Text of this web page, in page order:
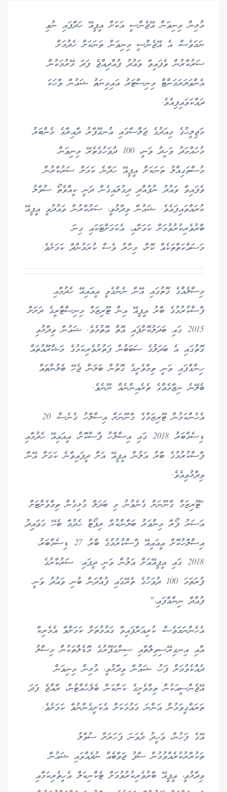
މުޅިން މިނިވަން އޭޖެންސީ އަކަށް އީޕީއޭ ހަދާފައި ނުވި
ނަމަވެސް، އެ އޭޖެންސީ މިނިވަން ތަނަކަށް ހެދުމަށް
ސަރުކާރުން ވެފައިވާ ވައުދު ފުއްދިއްޖެ ފަދަ މޭރުމަކުން
އެންވަޔަރަމަންޓް މިނިސްޓަރު އައިމިނަތު ޝައުނާ ވާހަކަ
ދައްކަވައިފިއެވެ.
މަޖިލީހުގެ މިއަދުގެ ޖަލްސާގައި އުނގޫފާރު ދާއިރާގެ މެންބަރު
މުހައްމަދު ވަހީދު ވަނީ، 100 ދުވަހުގެތެރޭ މިނިވަން
މުސްތަގިއްލު ތަނަކަށް އީޕީއޭ ހަދާނެ ކަމަށް ސަރުކާރުން
ވެފައިވާ ވައުދު ނުފުއްދި ދިގުލައިގެން ދަނީ ކީއްވެތޯ ސުވާލު
ކުރައްވައިފައެވެ. ޝައުނާ ވިދާޅުވީ، ސަރުކާރުން ވައުދުވީ އީޕީއޭ
ބާރުވެރިކުރުވުމަށް ކަމަށާއި، އެކަމަށްޓަކައި ގިނަ
މަސައްކަތްތަކެއް ކޮށް، މިހާރު ވެސް ކުރަމުންދާ ކަމަށެވެ.
މިސާލެއްގެ ގޮތުގައި އޭނާ ނެންގެވީ އީއައިއޭ ހެދުމާއި
ފާސްކުރުމުގެ ބާރު އީޕީއޭ އިން ޓޫރިޒަމް މިނިސްޓްރީގެ ދަށަށް
2015 ގައި ބަދަލުކޮށްފައި އޮތް އޮތުމެވެ. ޝައުނާ ވިދާޅުވި
ގޮތުގައި އެ ބަދަލުގެ ސަބަބުން ފަތުރުވެރިކަމުގެ މަޝްރޫއުތައް
ހިންގާފައި ވަނީ ތިމާވެށީގެ ގޮތުން ބަލަން ޖެހޭ ބެލުންތައް
ބެލޭނެ ނިޒާމެއްގެ ތެރެއިންނެއް ނޫނެވެ.
އެހެންކަމުން ޓޫރިޒަމްގެ ގާނޫނަށް އިސްލާހު ގެނެސް، 20
ޑިސެމްބަރު 2018 ގައި އިސްލާހު ފާސްކޮށް، އީއައިއޭ ހެދުމާއި
ފާސްކުރުމުގެ ބާރު އަލުން އީޕީއޭ އަށް ދީފައިވާނެ ކަމަށް އޭނާ
ވިދާޅުވިއެވެ.
"ޓޫރިޒަމް ގާނޫނަށް ގެނެވުނު މި ބަދަލާ ގުޅިގެން ތިމާވެށްޓަށް
އަސަރު ފޯރާ މިންވަރު ބަޔާންކުރާ ރިޕޯޓް ހެދުމާ ބެހޭ ގަވައިިދު
އިސްލާހުކޮށް އީއައިއޭ ފާސްކުރުމުގެ ބާރު 27 ޑިސެމްބަރު،
2018 ގައި އީޕީއޭއަށް އަލުން ވަނީ ދީފައި. ސަރުކާރުގެ
ފުރަތަމަ 100 ދުވަހުގެ ތެރޭގައި ފުއްދަން ބުނި ވައުދު ވަނީ
ފުއްދާ ނިންމާފައި،"
އެހެންނަމަވެސް، ކުރިއަރާފައިވާ ގައުމުތަށް ކަމަށްވާ އެމެރިކާ
އާއި އިނގިރޭސިވިލާތާއި ސިންގަޕޫރުގެ މޮޑެލްތަކުން މިސާލު
ދެއްކެވުމަށް ފަހު، ޝައުނާ ވިދާޅުވީ، މުޅިން މިނިވަން
އޭޖެންސީއަކުން ތިމާވެށީގެ ކަންކަން ބެލެހެއްޓުން، ރާއްޖެ ފަދަ
ތަރައްގީވަމުން އަންނަ ގައުމަކަށް އެކަށީގެންނުވާ ކަމަށެވެ.
އޭގެ ފަހުން، ވަހީދު ދެވަނަ ފަހަރަށް ސުވާލު
ތަކުރާރުކުރެއްވުމުން ސާފު ޖަވާބެއް ނުދެއްވައި ޝައުނާ
ވިދާޅުވީ، އީޕީއޭ ބާރުވެރިކުރުވުމަށް ޓެކްނިކަލް އެހީތެރިކަމާއި